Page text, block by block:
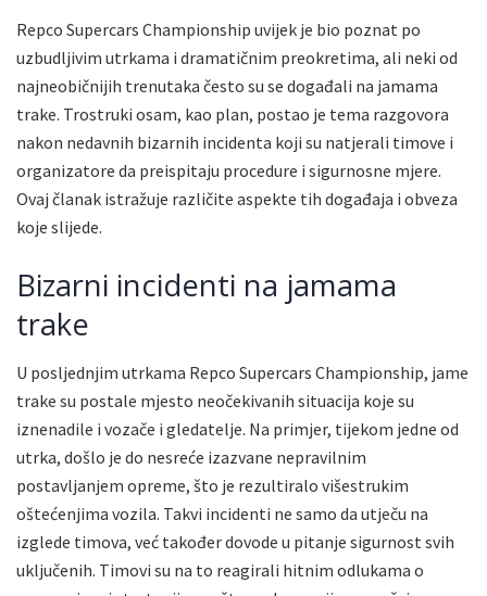
Repco Supercars Championship uvijek je bio poznat po
uzbudljivim utrkama i dramatičnim preokretima, ali neki od
najneobičnijih trenutaka često su se događali na jamama
trake. Trostruki osam, kao plan, postao je tema razgovora
nakon nedavnih bizarnih incidenta koji su natjerali timove i
organizatore da preispitaju procedure i sigurnosne mjere.
Ovaj članak istražuje različite aspekte tih događaja i obveza
koje slijede.
Bizarni incidenti na jamama
trake
U posljednjim utrkama Repco Supercars Championship, jame
trake su postale mjesto neočekivanih situacija koje su
iznenadile i vozače i gledatelje. Na primjer, tijekom jedne od
utrka, došlo je do nesreće izazvane nepravilnim
postavljanjem opreme, što je rezultiralo višestrukim
oštećenjima vozila. Takvi incidenti ne samo da utječu na
izglede timova, već također dovode u pitanje sigurnost svih
uključenih. Timovi su na to reagirali hitnim odlukama o